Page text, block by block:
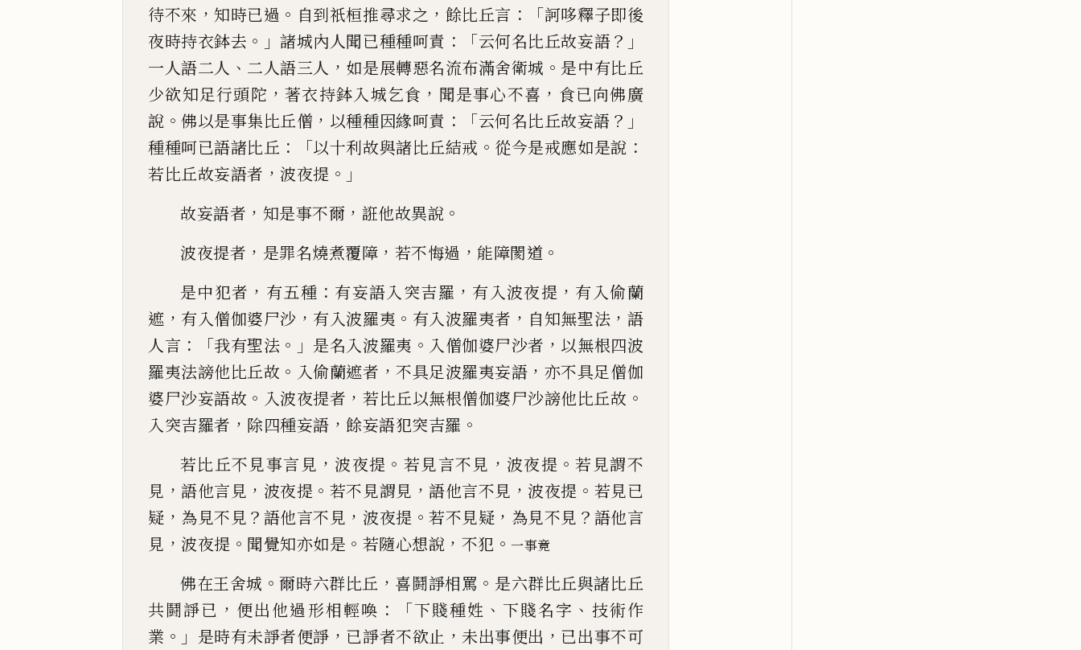
待不來 ，知時已過 。 自到祇桓推尋求之 ， 餘比丘言 ：「訶哆釋子即後
夜時持衣鉢去 。」諸城內人聞已種種呵責 ：「云何名比丘故妄語？」
一人語二人 、 二人語三人 ， 如是展轉惡名流布滿舍衛城 。 是中有比丘
少欲知足行頭陀 ，著衣持鉢入城乞食 ， 聞是事心不喜 ， 食已向佛廣
說 。佛以是事集比丘僧 ， 以種種因緣呵責 ：「云何名比丘故妄語 ？」
種種呵已語諸比丘 ：「以十利故與諸比丘結戒 。 從今是戒應如是說 ：
若比丘故妄語者 ， 波夜提 。」
故妄語者 ， 知是事不爾 ， 誑他故異說 。
波夜提者 ， 是罪名燒煮覆障 ， 若不悔過 ， 能障閡道 。
是中犯者 ， 有五種 ： 有妄語入突吉羅 ， 有入波夜提 ， 有入偷蘭
遮 ， 有入僧伽婆尸沙 ， 有入波羅夷 。 有入波羅夷者 ， 自知無聖法 ， 語
人言 ：「我有聖法 。」 是名入波羅夷 。 入僧伽婆尸沙者 ， 以無根四波
羅夷法謗他比丘故 。 入偷蘭遮者 ，不具足波羅夷妄語 ， 亦不具足僧伽
婆尸沙妄語故 。 入波夜提者 ， 若比丘以無根僧伽婆尸沙謗他比丘故 。
入突吉羅者 ， 除四種妄語 ， 餘妄語犯突吉羅 。
若比丘不見事言見 ， 波夜提 。 若見言不見 ， 波夜提 。若見謂不
見 ，語他言見 ， 波夜提 。 若不見謂見 ，語他言不見 ， 波夜提 。 若見已
疑 ， 為見不見 ？ 語他言不見 ， 波夜提 。若不見疑 ， 為見不見 ？ 語他言
見 ， 波夜提 。 聞覺知亦如是 。 若隨心想說 ， 不犯 。 一事竟
佛在王舍城 。爾時六群比丘 ， 喜鬪諍相罵 。 是六群比丘與諸比丘
共鬪諍已 ， 便出他過形相輕喚 ：「下賤種姓 、 下賤名字 、 技術作
業 。」 是時有未諍者便諍 ， 已諍者不欲止 ， 未出事便出 ， 已出事不可